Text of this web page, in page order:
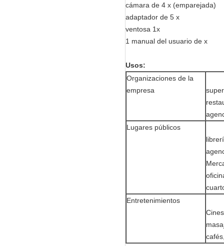
cámara de 4 x (emparejada)
adaptador de 5 x
ventosa 1x
1 manual del usuario de x
Usos:
Organizaciones de la
empresa
Lugares públicos
Entretenimientos